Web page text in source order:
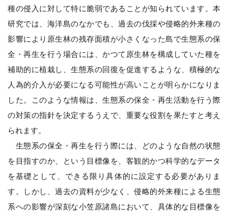
種の侵入に対して特に脆弱であることが知られています。本
研究では、海洋島のなかでも、過去の伐採や侵略的外来種の
影響により原生林の残存面積が小さくなった島で生態系の保
全・再生を行う場合には、かつて原生林を構成していた種を
補助的に植栽し、生態系の回復を促進するような、積極的な
人為的介入が必要になる可能性が高いことが明らかになりま
した。このような情報は、生態系の保全・再生活動を行う際
の対策の指針を決定するうえで、重要な役割を果たすと考え
られます。
生態系の保全・再生を行う際には、どのような自然の状態
を目指すのか、という目標像を、客観的かつ科学的なデータ
を基礎として、できる限り具体的に設定する必要がありま
す。しかし、過去の資料が少なく、侵略的外来種による生態
系への影響が深刻な小笠原諸島において、具体的な目標像を